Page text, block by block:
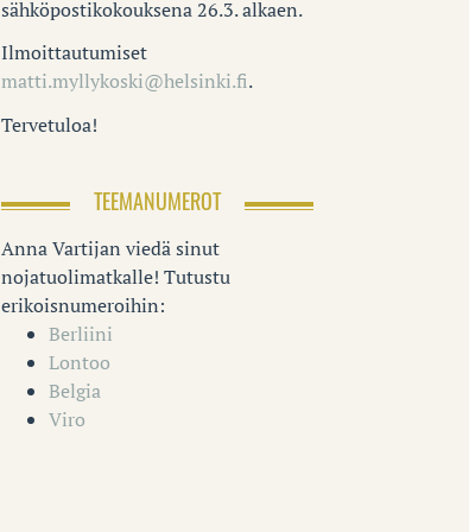
sähköpostikokouksena 26.3. alkaen.
Ilmoittautumiset
matti.myllykoski@helsinki.fi.
Tervetuloa!
TEEMANUMEROT
Anna Vartijan viedä sinut
nojatuolimatkalle! Tutustu
erikoisnumeroihin:
Berliini
Lontoo
Belgia
Viro